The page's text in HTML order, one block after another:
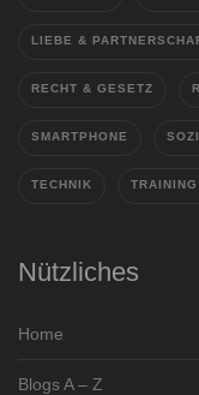
LIEBE &
RECHT & GESETZ
SMARTPHONE
TECHNIK
Nützliches
Home
Blogs A – Z